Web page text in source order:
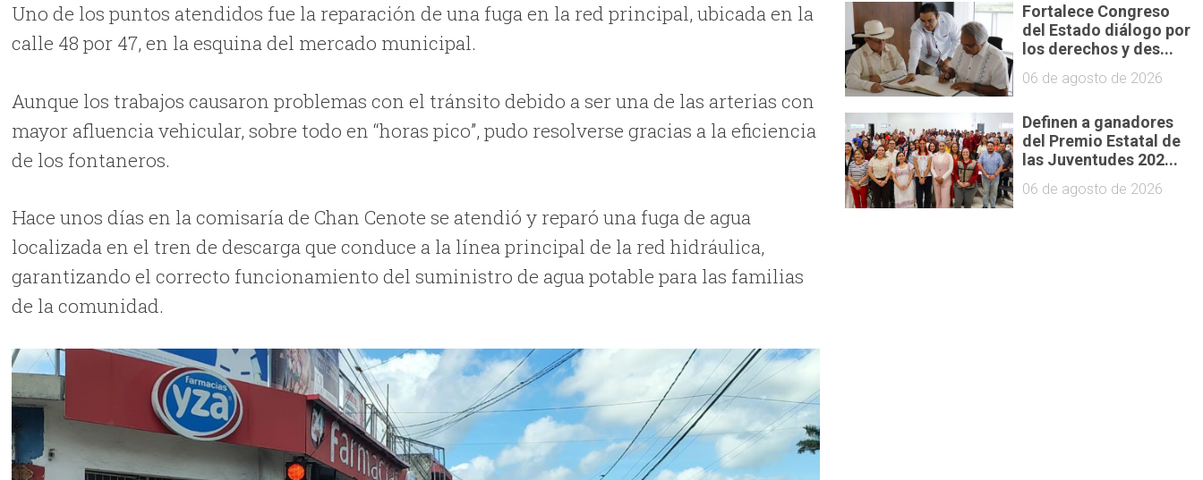
Uno de los puntos atendidos fue la reparación de una fuga en la red principal, ubicada en la
calle 48 por 47, en la esquina del mercado municipal.
Aunque los trabajos causaron problemas con el tránsito debido a ser una de las arterias con
mayor afluencia vehicular, sobre todo en “horas pico”, pudo resolverse gracias a la eficiencia
de los fontaneros.
Hace unos días en la comisaría de Chan Cenote se atendió y reparó una fuga de agua
localizada en el tren de descarga que conduce a la línea principal de la red hidráulica,
garantizando el correcto funcionamiento del suministro de agua potable para las familias
de la comunidad.
Fortalece Congreso
del Estado diálogo por
los derechos y des...
06 de agosto de 2026
Definen a ganadores
del Premio Estatal de
las Juventudes 202...
06 de agosto de 2026